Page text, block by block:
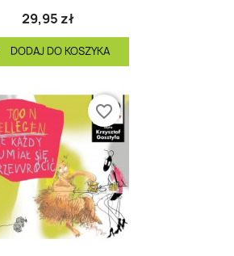
29,95 zł
DODAJ DO KOSZYKA
favorite_border